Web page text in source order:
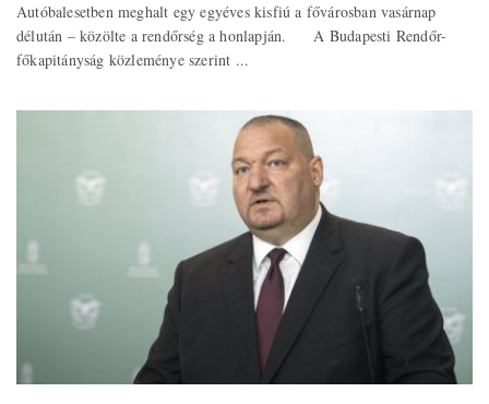
Autóbalesetben meghalt egy egyéves kisfiú a fővárosban vasárnap
délután – közölte a rendőrség a honlapján. A Budapesti Rendőr-
főkapitányság közleménye szerint ...